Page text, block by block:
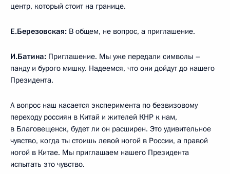
центр, который стоит на границе.
Е.Березовская: В общем, не вопрос, а приглашение.
И.Батина: Приглашение. Мы уже передали символы –
панду и бурого мишку. Надеемся, что они дойдут до нашего
Президента.
А вопрос наш касается эксперимента по безвизовому
переходу россиян в Китай и жителей КНР к нам,
в Благовещенск, будет ли он расширен. Это удивительное
чувство, когда ты стоишь левой ногой в России, а правой
ногой в Китае. Мы приглашаем нашего Президента
испытать это чувство.